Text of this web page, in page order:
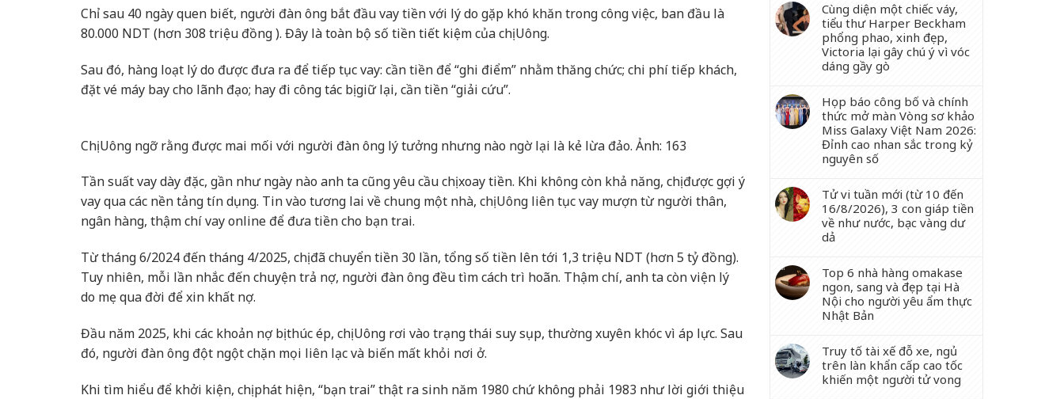
Chỉ sau 40 ngày quen biết, người đàn ông bắt đầu vay tiền với lý do gặp khó khăn trong công việc, ban đầu là
80.000 NDT (hơn 308 triệu đồng ). Đây là toàn bộ số tiền tiết kiệm của chị Uông.
Sau đó, hàng loạt lý do được đưa ra để tiếp tục vay: cần tiền để “ghi điểm” nhằm thăng chức; chi phí tiếp khách,
đặt vé máy bay cho lãnh đạo; hay đi công tác bị giữ lại, cần tiền “giải cứu”.
Chị Uông ngỡ rằng được mai mối với người đàn ông lý tưởng nhưng nào ngờ lại là kẻ lừa đảo. Ảnh: 163
Tần suất vay dày đặc, gần như ngày nào anh ta cũng yêu cầu chị xoay tiền. Khi không còn khả năng, chị được gợi ý
vay qua các nền tảng tín dụng. Tin vào tương lai về chung một nhà, chị Uông liên tục vay mượn từ người thân,
ngân hàng, thậm chí vay online để đưa tiền cho bạn trai.
Từ tháng 6/2024 đến tháng 4/2025, chị đã chuyển tiền 30 lần, tổng số tiền lên tới 1,3 triệu NDT (hơn 5 tỷ đồng).
Tuy nhiên, mỗi lần nhắc đến chuyện trả nợ, người đàn ông đều tìm cách trì hoãn. Thậm chí, anh ta còn viện lý
do mẹ qua đời để xin khất nợ.
Đầu năm 2025, khi các khoản nợ bị thúc ép, chị Uông rơi vào trạng thái suy sụp, thường xuyên khóc vì áp lực. Sau
đó, người đàn ông đột ngột chặn mọi liên lạc và biến mất khỏi nơi ở.
Khi tìm hiểu để khởi kiện, chị phát hiện, “bạn trai” thật ra sinh năm 1980 chứ không phải 1983 như lời giới thiệu
Cùng diện một chiếc váy,
tiểu thư Harper Beckham
phổng phao, xinh đẹp,
Victoria lại gây chú ý vì vóc
dáng gầy gò
Họp báo công bố và chính
thức mở màn Vòng sơ khảo
Miss Galaxy Việt Nam 2026:
Đỉnh cao nhan sắc trong kỷ
nguyên số
Tử vi tuần mới (từ 10 đến
16/8/2026), 3 con giáp tiền
về như nước, bạc vàng dư
dả
Top 6 nhà hàng omakase
ngon, sang và đẹp tại Hà
Nội cho người yêu ẩm thực
Nhật Bản
Truy tố tài xế đỗ xe, ngủ
trên làn khẩn cấp cao tốc
khiến một người tử vong